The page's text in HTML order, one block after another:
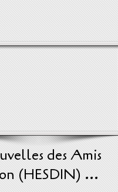
des Amis
(HESDIN) ...